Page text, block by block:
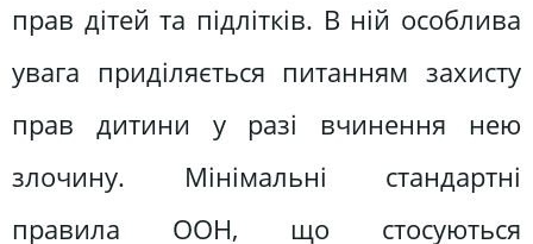
прав дітей та підлітків. В ній особлива
увага приділяється питанням захисту
прав дитини у разі вчинення нею
злочину. Мінімальні стандартні
правила ООН, що стосуються